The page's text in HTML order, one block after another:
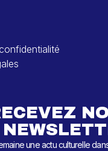
une actu culturelle